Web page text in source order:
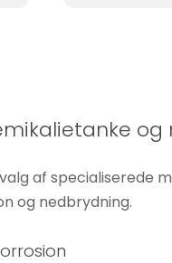
af specialiserede
og nedbrydning.